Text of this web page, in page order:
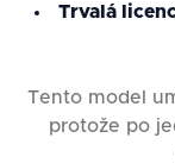
Trvalá
Tento model
protože po